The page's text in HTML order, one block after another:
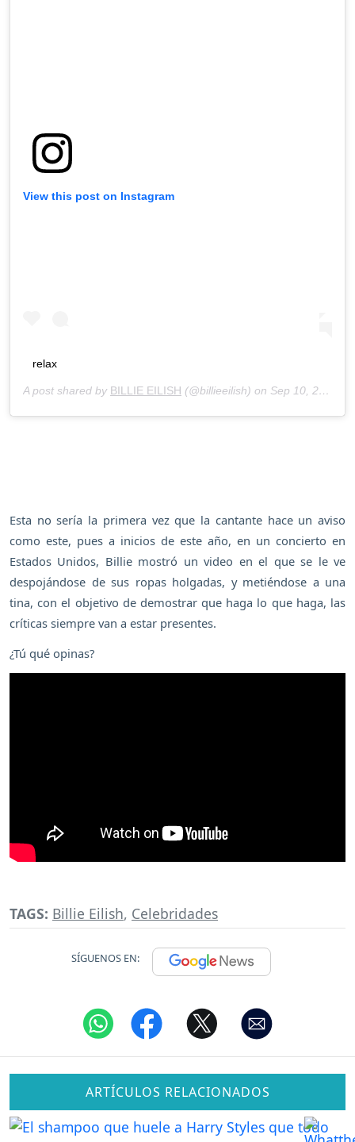
View this post on Instagram
relax
A post shared by BILLIE EILISH (@billieeilish) on Sep 10, 2020 at 4:23pm PDT
Esta no sería la primera vez que la cantante hace un aviso
como este, pues a inicios de este año, en un concierto en
Estados Unidos, Billie mostró un video en el que se le ve
despojándose de sus ropas holgadas, y metiéndose a una
tina, con el objetivo de demostrar que haga lo que haga, las
críticas siempre van a estar presentes.
¿Tú qué opinas?
TAGS: Billie Eilish, Celebridades
SÍGUENOS EN:
ARTÍCULOS RELACIONADOS